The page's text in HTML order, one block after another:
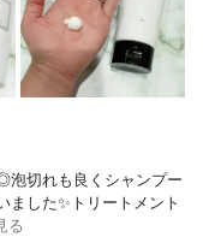
泡切れも良くシャンプー
ました✨トリートメント
る